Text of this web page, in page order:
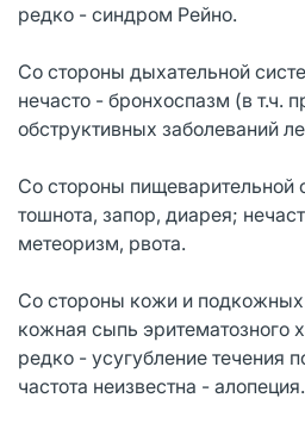
редко - синдром Рейно.
Со стороны дыхательной
нечасто - бронхоспазм (в т.ч.
обструктивных заболеваний
Со стороны пищеварительной
тошнота, запор, диарея;
метеоризм, рвота.
Со стороны кожи и подкожных
кожная сыпь эритематозного
редко - усугубление течения
частота неизвестна - алопеция.